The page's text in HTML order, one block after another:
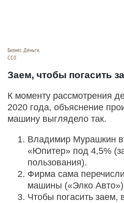
Бизнес. Деньги.
СС0
Заем, чтобы погасить
К моменту рассмотрения
2020 года, объяснение
машину выглядело так.
Владимир Мурашкин
«Юпитер» под 4,5%
пользования).
Фирма сама
машины («Элко
Чтобы погасить